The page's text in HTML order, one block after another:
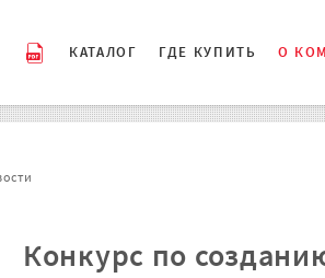
КАТАЛОГ ГДЕ КУПИТЬ О
Конкурс по